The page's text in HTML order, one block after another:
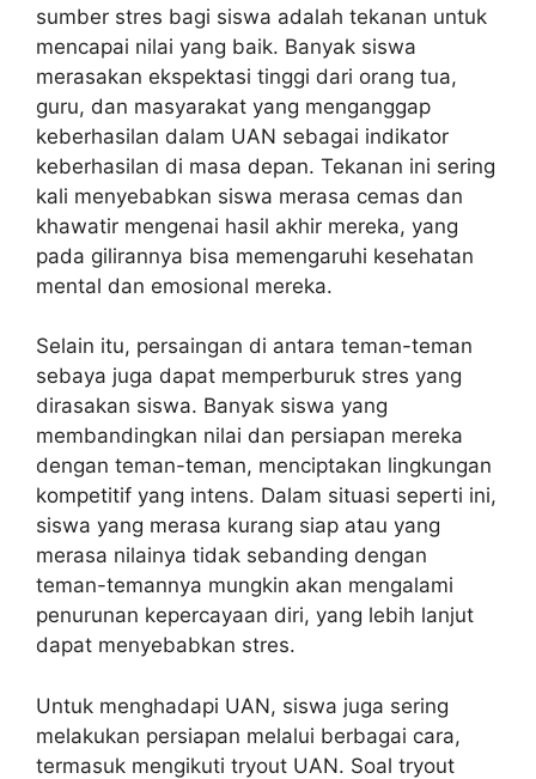
sumber stres bagi siswa adalah tekanan untuk
mencapai nilai yang baik. Banyak siswa
merasakan ekspektasi tinggi dari orang tua,
guru, dan masyarakat yang menganggap
keberhasilan dalam UAN sebagai indikator
keberhasilan di masa depan. Tekanan ini sering
kali menyebabkan siswa merasa cemas dan
khawatir mengenai hasil akhir mereka, yang
pada gilirannya bisa memengaruhi kesehatan
mental dan emosional mereka.
Selain itu, persaingan di antara teman-teman
sebaya juga dapat memperburuk stres yang
dirasakan siswa. Banyak siswa yang
membandingkan nilai dan persiapan mereka
dengan teman-teman, menciptakan lingkungan
kompetitif yang intens. Dalam situasi seperti ini,
siswa yang merasa kurang siap atau yang
merasa nilainya tidak sebanding dengan
teman-temannya mungkin akan mengalami
penurunan kepercayaan diri, yang lebih lanjut
dapat menyebabkan stres.
Untuk menghadapi UAN, siswa juga sering
melakukan persiapan melalui berbagai cara,
termasuk mengikuti tryout UAN. Soal tryout